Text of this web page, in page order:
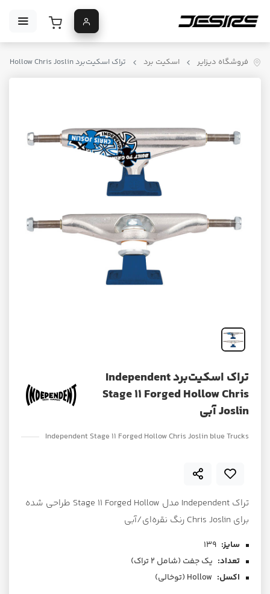
فروشگاه دیزایر اسکیت برد تراک اسکیت‌برد Independent Stage 11 Forged Hollow Chris Joslin آبی
تراک اسکیت‌برد Independent
Stage 11 Forged Hollow Chris
Joslin آبی
Independent Stage 11 Forged Hollow Chris Joslin ‌blue Trucks
تراک Independent مدل Stage 11 Forged Hollow طراحی شده
برای Chris Joslin رنگ نقره‌ای/آبی
سایز: 139
تعداد: یک جفت (شامل ۲ تراک)
اکسل: Hollow (توخالی)